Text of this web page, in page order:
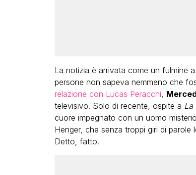
La notizia è arrivata come un fulmine
persone non sapeva nemmeno che
relazione con Lucas Peracchi,
televisivo. Solo di recente, ospite a La
cuore impegnato con un uomo
Henger, che senza troppi giri di
Detto, fatto.